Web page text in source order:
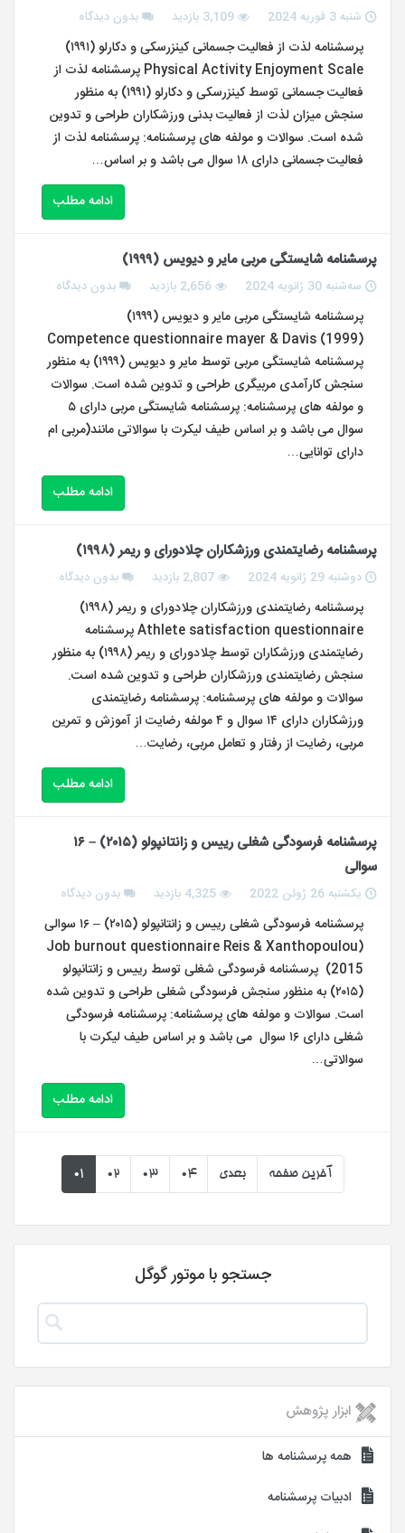
شنبه 3 فوریه 2024 3,109 بازدید بدون دیدگاه
پرسشنامه لذت از فعالیت جسمانی کینزرسکی و دکارلو (۱۹۹۱)
Physical Activity Enjoyment Scale پرسشنامه لذت از
فعالیت جسمانی توسط کینزرسکی و دکارلو (۱۹۹۱) به منظور
سنجش میزان لذت از فعالیت بدنی ورزشکاران طراحی و تدوین
شده است. سوالات و مولفه های پرسشنامه: پرسشنامه لذت از
فعالیت جسمانی دارای ۱۸ سوال می باشد و بر اساس…
ادامه مطلب
پرسشنامه شایستگی مربی مایر و دیویس (۱۹۹۹)
سه‌شنبه 30 ژانویه 2024 2,656 بازدید بدون دیدگاه
پرسشنامه شایستگی مربی مایر و دیویس (۱۹۹۹)
Competence questionnaire mayer & Davis (1999)
پرسشنامه شایستگی مربی توسط مایر و دیویس (۱۹۹۹) به منظور
سنجش کارآمدی مربیگری طراحی و تدوین شده است. سوالات
و مولفه های پرسشنامه: پرسشنامه شایستگی مربی دارای ۵
سوال می باشد و بر اساس طیف لیکرت با سوالاتی مانند(مربی ام
دارای توانایی…
ادامه مطلب
پرسشنامه رضایتمندی ورزشکاران چلادورای و ریمر (۱۹۹۸)
دوشنبه 29 ژانویه 2024 2,807 بازدید بدون دیدگاه
پرسشنامه رضایتمندی ورزشکاران چلادورای و ریمر (۱۹۹۸)
Athlete satisfaction questionnaire پرسشنامه
رضایتمندی ورزشکاران توسط چلادورای و ریمر (۱۹۹۸) به منظور
سنجش رضایتمندی ورزشکاران طراحی و تدوین شده است.
سوالات و مولفه های پرسشنامه: پرسشنامه رضایتمندی
ورزشکاران دارای ۱۴ سوال و ۴ مولفه رضایت از آموزش و تمرین
مربی، رضایت از رفتار و تعامل مربی، رضایت…
ادامه مطلب
پرسشنامه فرسودگی شغلی رییس و زانتانپولو (۲۰۱۵) – ۱۶
سوالی
یکشنبه 26 ژوئن 2022 4,325 بازدید بدون دیدگاه
پرسشنامه فرسودگی شغلی رییس و زانتانپولو (۲۰۱۵) – ۱۶ سوالی
(Job burnout questionnaire Reis & Xanthopoulou
(2015 پرسشنامه فرسودگی شغلی توسط رییس و زانتانپولو
(۲۰۱۵) به منظور سنجش فرسودگی شغلی طراحی و تدوین شده
است. سوالات و مولفه های پرسشنامه: پرسشنامه فرسودگی
شغلی دارای ۱۶ سوال می باشد و بر اساس طیف لیکرت با
سوالاتی…
ادامه مطلب
01 02 03 04 بعدی آخرین صفحه
جستجو با موتور گوگل
ابزار پژوهش
همه پرسشنامه ها
ادبیات پرسشنامه